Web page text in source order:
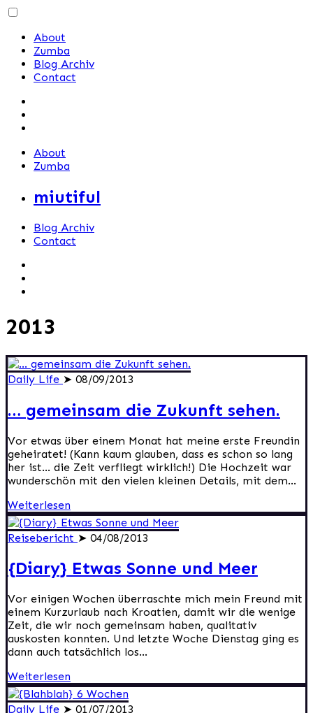
Skip
contentAbout
Zumba
Blog Archiv
Contact
About
Zumba
miutiful
Blog Archiv
Contact
2013
Daily Life ➤ 08/09/2013
… gemeinsam die Zukunft sehen.
Vor etwas über einem Monat hat meine erste Freundin
geheiratet! (Kann kaum glauben, dass es schon so lang
her ist… die Zeit verfliegt wirklich!) Die Hochzeit war
wunderschön mit den vielen kleinen Details, mit dem...
Weiterlesen
Reisebericht ➤ 04/08/2013
{Diary} Etwas Sonne und Meer
Vor einigen Wochen überraschte mich mein Freund mit
einem Kurzurlaub nach Kroatien, damit wir die wenige
Zeit, die wir noch gemeinsam haben, qualitativ
auskosten konnten. Und letzte Woche Dienstag ging es
dann auch tatsächlich los...
Weiterlesen
Daily Life ➤ 01/07/2013